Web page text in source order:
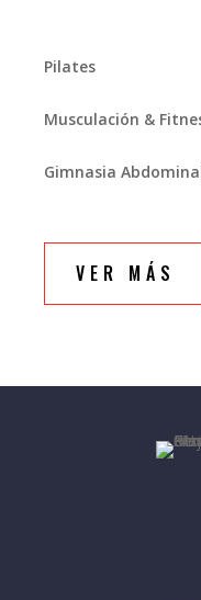
Pilates
Musculación &
Gimnasia
VER MÁS